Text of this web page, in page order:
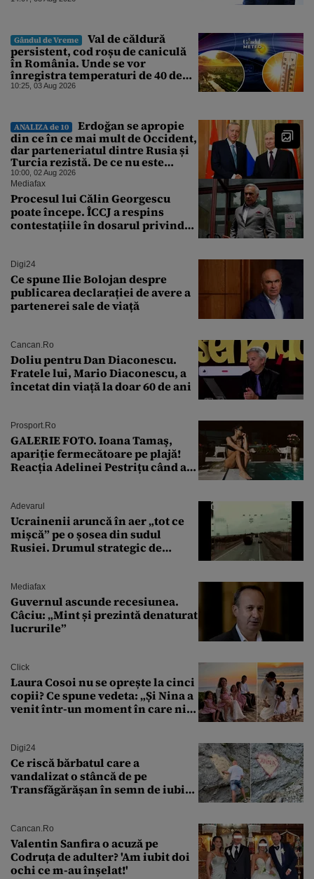
abătut o cupolă de foc”
Gândul de Vreme
Val de căldură
persistent, cod roșu de caniculă
în România. Unde se vor
înregistra temperaturi de 40 de
grade, potrivit ANM
10:25, 03 Aug 2026
ANALIZA de 10
Erdoğan se apropie
din ce în ce mai mult de Occident,
dar parteneriatul dintre Rusia și
Turcia rezistă. De ce nu este
Moscova îngrijorată de
orientarea spre vest a Ankarei
10:00, 02 Aug 2026
Mediafax
Procesul lui Călin Georgescu
poate începe. ÎCCJ a respins
contestațiile în dosarul privind
Digi24
Ce spune Ilie Bolojan despre
publicarea declarației de avere a
partenerei sale de viață
Cancan.ro
Doliu pentru Dan Diaconescu.
Fratele lui, Mario Diaconescu, a
încetat din viață la doar 60 de ani
Prosport.ro
GALERIE FOTO. Ioana Tamaş,
apariție fermecătoare pe plajă!
Reacția Adelinei Pestrițu când a
Adevarul
Ucrainenii aruncă în aer „tot ce
mișcă” pe o șosea din sudul
Rusiei. Drumul strategic de
Mediafax
Guvernul ascunde recesiunea.
Câciu: „Mint și prezintă denaturat
lucrurile”
Click
Laura Cosoi nu se oprește la cinci
copii? Ce spune vedeta: „Și Nina a
venit într-un moment în care nici
Digi24
Ce riscă bărbatul care a
vandalizat o stâncă de pe
Transfăgărășan în semn de iubire
Cancan.ro
Valentin Sanfira o acuză pe
Codruța de adulter? 'Am iubit doi
ochi ce m-au înșelat!'